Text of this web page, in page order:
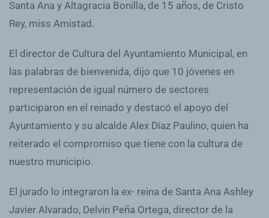
Santa Ana y Altagracia Bonilla, de 15 años, de Cristo
Rey, miss Amistad.
El director de Cultura del Ayuntamiento Municipal, en
las palabras de bienvenida, dijo que 10 jóvenes en
representación de igual número de sectores
participaron en el reinado y destacó el apoyo del
Ayuntamiento y su alcalde Alex Díaz Paulino, quien ha
reiterado el compromiso que tiene con la cultura de
nuestro municipio.
El jurado lo integraron la ex- reina de Santa Ana Ashley
Javier Alvarado, Delvin Peña Ortega, director de la